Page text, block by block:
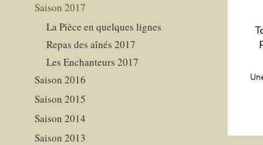
Saison 2017
La Pièce en quelques lignes
Repas des aînés 2017
Les Enchanteurs 2017
Saison 2016
Saison 2015
Saison 2014
Saison 2013